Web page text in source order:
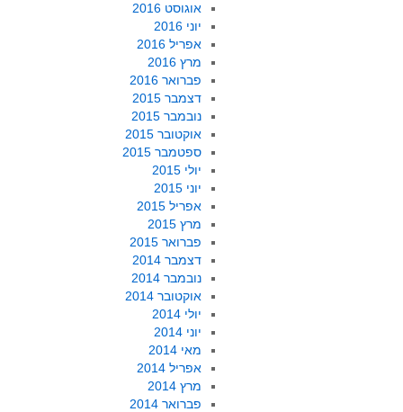
אוגוסט 2016
יוני 2016
אפריל 2016
מרץ 2016
פברואר 2016
דצמבר 2015
נובמבר 2015
אוקטובר 2015
ספטמבר 2015
יולי 2015
יוני 2015
אפריל 2015
מרץ 2015
פברואר 2015
דצמבר 2014
נובמבר 2014
אוקטובר 2014
יולי 2014
יוני 2014
מאי 2014
אפריל 2014
מרץ 2014
פברואר 2014